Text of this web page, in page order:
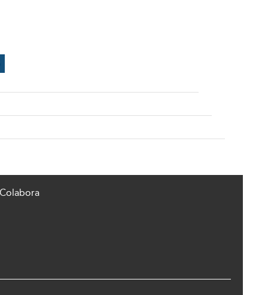
Colabora